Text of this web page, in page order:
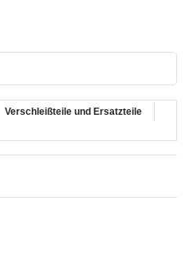
Verschleißteile und Ersatzteile